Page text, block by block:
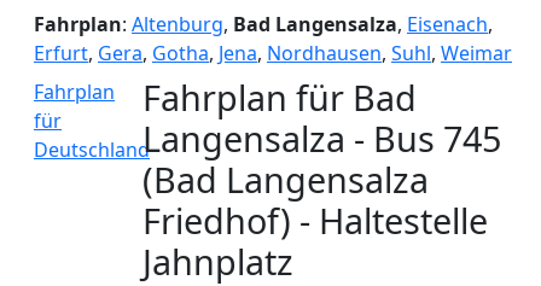
Fahrplan: Altenburg, Bad Langensalza, Eisenach,
Erfurt, Gera, Gotha, Jena, Nordhausen, Suhl, Weimar
Fahrplan
für
Deutschland
Fahrplan für Bad
Langensalza - Bus 745
(Bad Langensalza
Friedhof) - Haltestelle
Jahnplatz